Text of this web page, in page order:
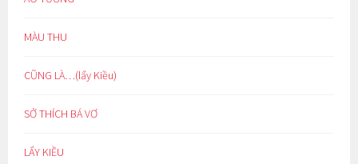
MÀU THU
CŨNG LÀ…(lẩy Kiều)
SỞ THÍCH BÁ VƠ
LẨY KIỀU